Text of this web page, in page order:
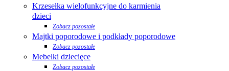
Krzesełka wielofunkcyjne do karmienia
dzieci
Zobacz pozostałe
Majtki poporodowe i podkłady poporodowe
Zobacz pozostałe
Mebelki dziecięce
Zobacz pozostałe